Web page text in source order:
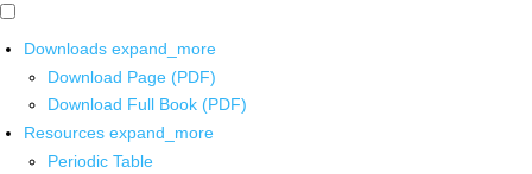
Downloads expand_more
Download Page (PDF)
Download Full Book (PDF)
Resources expand_more
Periodic Table